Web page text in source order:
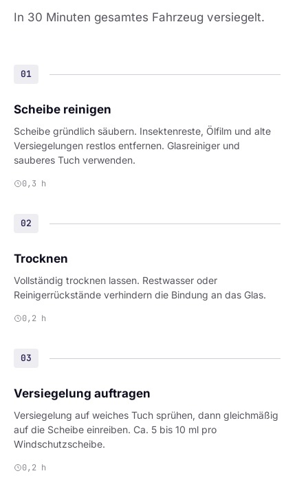
In 30 Minuten gesamtes Fahrzeug versiegelt.
01
Scheibe reinigen
Scheibe gründlich säubern. Insektenreste, Ölfilm und alte
Versiegelungen restlos entfernen. Glasreiniger und
sauberes Tuch verwenden.
0,3 h
02
Trocknen
Vollständig trocknen lassen. Restwasser oder
Reinigerrückstände verhindern die Bindung an das Glas.
0,2 h
03
Versiegelung auftragen
Versiegelung auf weiches Tuch sprühen, dann gleichmäßig
auf die Scheibe einreiben. Ca. 5 bis 10 ml pro
Windschutzscheibe.
0,2 h